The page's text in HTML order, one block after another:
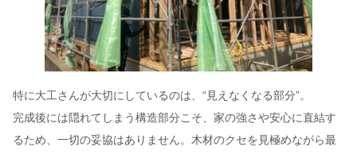
特に大工さんが大切にしているのは、“見えなくなる部分”。
完成後には隠れてしまう構造部分こそ、家の強さや安心に直結す
るため、一切の妥協はありません。木材のクセを見極めながら最